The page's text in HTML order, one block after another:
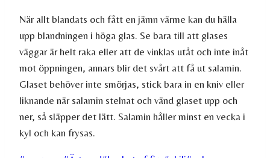
När allt blandats och fått en jämn värme kan du hälla
upp blandningen i höga glas. Se bara till att glases
väggar är helt raka eller att de vinklas utåt och inte inåt
mot öppningen, annars blir det svårt att få ut salamin.
Glaset behöver inte smörjas, stick bara in en kniv eller
liknande när salamin stelnat och vänd glaset upp och
ner, så släpper det lätt. Salamin håller minst en vecka i
kyl och kan frysas.